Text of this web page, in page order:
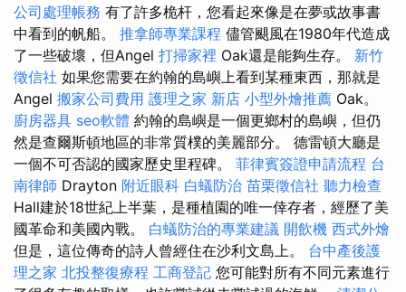
公司處理帳務 有了許多桅杆，您看起來像是在夢或故事書
中看到的帆船。 推拿師專業課程 儘管颶風在1980年代造成
了一些破壞，但Angel 打掃家裡 Oak還是能夠生存。 新竹
徵信社 如果您需要在約翰的島嶼上看到某種東西，那就是
Angel 搬家公司費用 護理之家 新店 小型外燴推薦 Oak。
廚房器具 seo軟體 約翰的島嶼是一個更鄉村的島嶼，但仍
然是查爾斯頓地區的非常質樸的美麗部分。 德雷頓大廳是
一個不可否認的國家歷史里程碑。 菲律賓簽證申請流程 台
南律師 Drayton 附近眼科 白蟻防治 苗栗徵信社 聽力檢查
Hall建於18世紀上半葉，是種植園的唯一倖存者，經歷了美
國革命和美國內戰。 白蟻防治的專業建議 開飲機 西式外燴
但是，這位傳奇的詩人曾經住在沙利文島上。 台中產後護
理之家 北投整復療程 工商登記 您可能對所有不同元素進行